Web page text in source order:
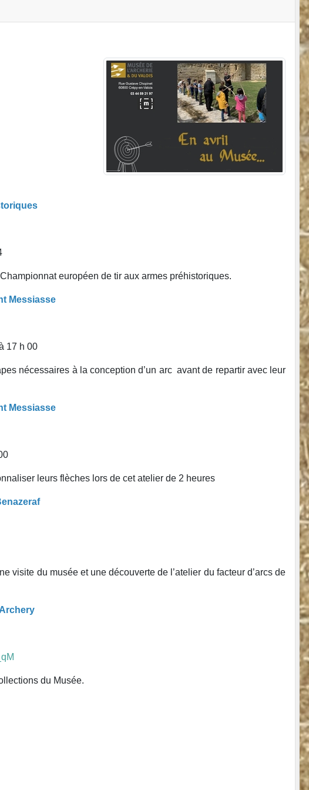
européen de tir aux armes préhistoriques.
Messiasse
17 h 00
nécessaires à la conception d’un arc avant de repartir avec leur
Messiasse
leurs flèches lors de cet atelier de 2 heures
visite du musée et une découverte de l’atelier du facteur d’arcs de
du Musée.